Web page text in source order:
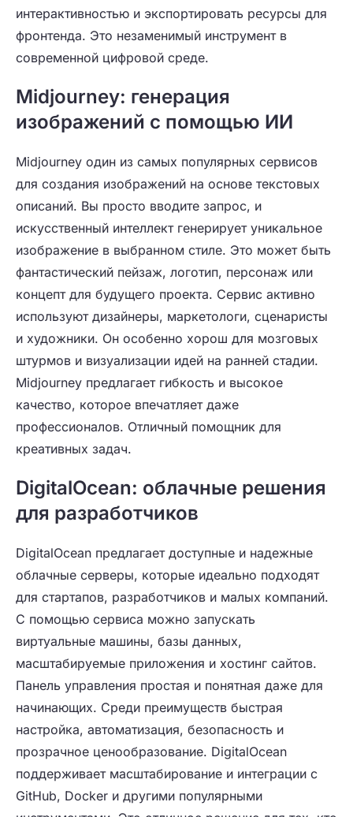
интерактивностью и экспортировать ресурсы для
фронтенда. Это незаменимый инструмент в
современной цифровой среде.
Midjourney: генерация
изображений с помощью ИИ
Midjourney один из самых популярных сервисов
для создания изображений на основе текстовых
описаний. Вы просто вводите запрос, и
искусственный интеллект генерирует уникальное
изображение в выбранном стиле. Это может быть
фантастический пейзаж, логотип, персонаж или
концепт для будущего проекта. Сервис активно
используют дизайнеры, маркетологи, сценаристы
и художники. Он особенно хорош для мозговых
штурмов и визуализации идей на ранней стадии.
Midjourney предлагает гибкость и высокое
качество, которое впечатляет даже
профессионалов. Отличный помощник для
креативных задач.
DigitalOcean: облачные решения
для разработчиков
DigitalOcean предлагает доступные и надежные
облачные серверы, которые идеально подходят
для стартапов, разработчиков и малых компаний.
С помощью сервиса можно запускать
виртуальные машины, базы данных,
масштабируемые приложения и хостинг сайтов.
Панель управления простая и понятная даже для
начинающих. Среди преимуществ быстрая
настройка, автоматизация, безопасность и
прозрачное ценообразование. DigitalOcean
поддерживает масштабирование и интеграции с
GitHub, Docker и другими популярными